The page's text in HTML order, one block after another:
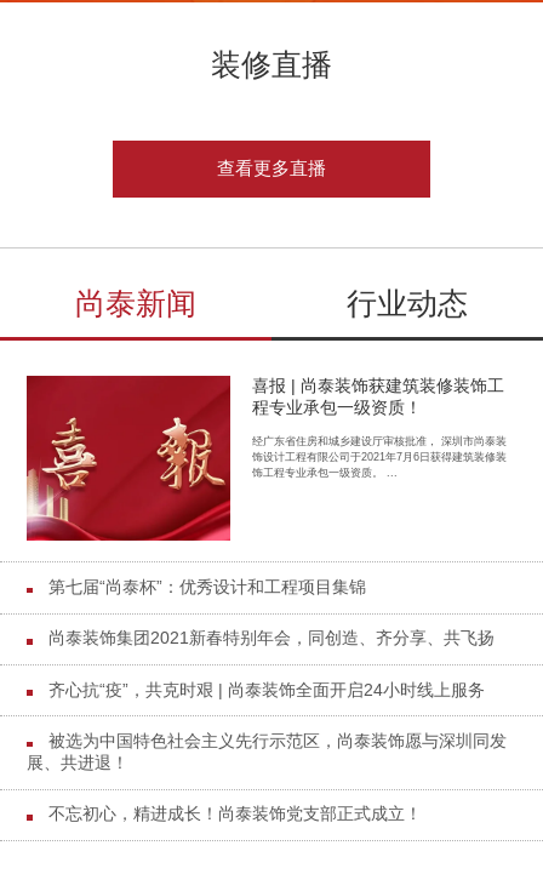
装修直播
查看更多直播
尚泰新闻 行业动态
喜报 | 尚泰装饰获建筑装修装饰工
程专业承包一级资质！
经广东省住房和城乡建设厅审核批准， 深圳市尚泰装
饰设计工程有限公司于2021年7月6日获得建筑装修装
饰工程专业承包一级资质。 ...
第七届“尚泰杯”：优秀设计和工程项目集锦
尚泰装饰集团2021新春特别年会，同创造、齐分享、共飞扬
齐心抗“疫”，共克时艰 | 尚泰装饰全面开启24小时线上服务
被选为中国特色社会主义先行示范区，尚泰装饰愿与深圳同发
展、共进退！
不忘初心，精进成长！尚泰装饰党支部正式成立！